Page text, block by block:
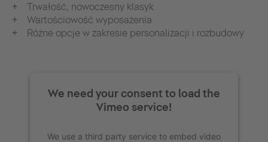
Trwałość, nowoczesny klasyk
Wartościowość wyposażenia
Różne opcje w zakresie personalizacji i rozbudowy
We need your consent to load the
Vimeo service!
We use a third party service to embed video